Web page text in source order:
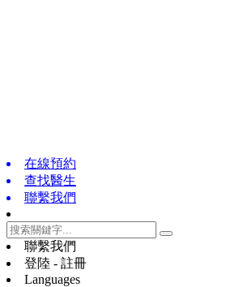
在線預約
查找醫生
聯繫我們
聯繫我們
登陸 - 註冊
Languages